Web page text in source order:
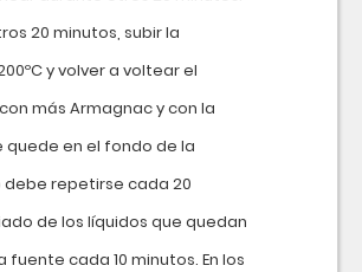
20 minutos, subir la
y volver a voltear el
más Armagnac y con la
quede en el fondo de la
debe repetirse cada 20
de los líquidos que quedan
fuente cada 10 minutos. En los